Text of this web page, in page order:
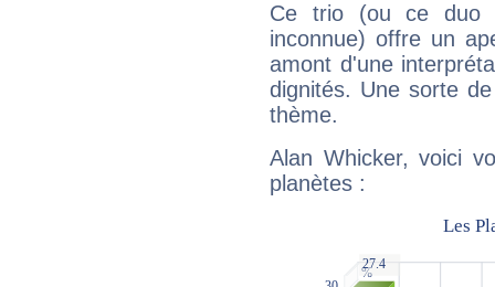
Ce trio (ou ce duo
inconnue) offre un
amont d'une
dignités. Une sorte
thème.
Alan Whicker, voici
planètes :